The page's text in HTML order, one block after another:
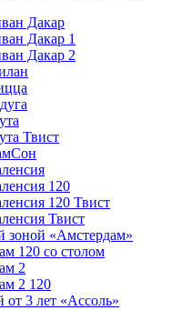
Дакар
Дакар 1
Дакар 2
Твист
120
120 Твист
Твист
зоной «Амстердам»
120 со столом
2
2 120
от 3 лет «Ассоль»